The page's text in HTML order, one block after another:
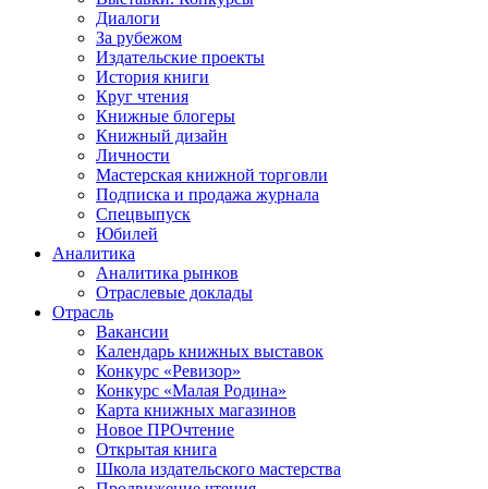
Диалоги
За рубежом
Издательские проекты
История книги
Круг чтения
Книжные блогеры
Книжный дизайн
Личности
Мастерская книжной торговли
Подписка и продажа журнала
Спецвыпуск
Юбилей
Аналитика
Аналитика рынков
Отраслевые доклады
Отрасль
Вакансии
Календарь книжных выставок
Конкурс «Ревизор»
Конкурс «Малая Родина»
Карта книжных магазинов
Новое ПРОчтение
Открытая книга
Школа издательского мастерства